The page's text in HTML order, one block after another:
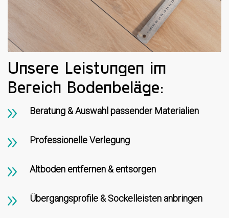
Unsere Leistungen im
Bereich Bodenbeläge:
Beratung & Auswahl passender Materialien
Professionelle Verlegung
Altboden entfernen & entsorgen
Übergangsprofile & Sockelleisten anbringen